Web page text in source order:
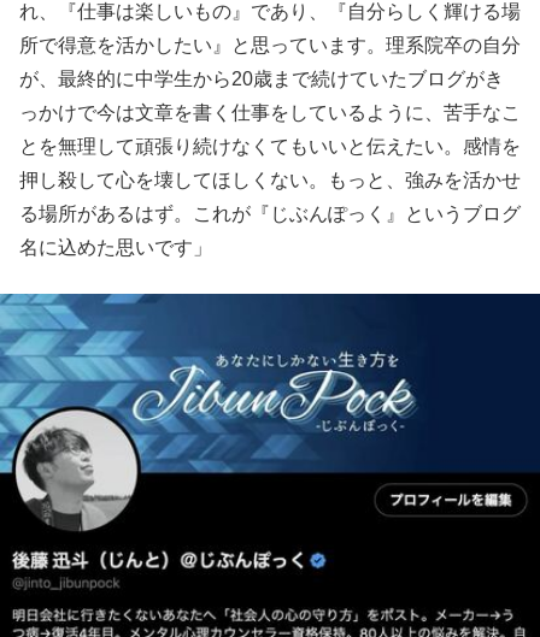
れ、『仕事は楽しいもの』であり、『自分らしく輝ける場
所で得意を活かしたい』と思っています。理系院卒の自分
が、最終的に中学生から20歳まで続けていたブログがき
っかけで今は文章を書く仕事をしているように、苦手なこ
とを無理して頑張り続けなくてもいいと伝えたい。感情を
押し殺して心を壊してほしくない。もっと、強みを活かせ
る場所があるはず。これが『じぶんぽっく』というブログ
名に込めた思いです」